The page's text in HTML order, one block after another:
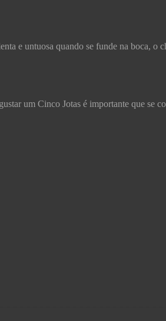
e untuosa quando se funde na boca, o
um Cinco Jotas é importante que se